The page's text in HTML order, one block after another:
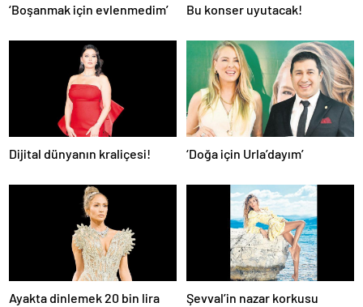
‘Boşanmak için evlenmedim’ Bu konser uyutacak!
Dijital dünyanın kraliçesi! ‘Doğa için Urla’dayım’
Ayakta dinlemek 20 bin lira Şevval’in nazar korkusu